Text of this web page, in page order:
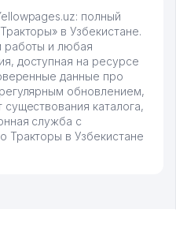
полный
в Узбекистане.
работы и любая
доступная на ресурсе
данные про
обновлением,
каталога,
служба с
Тракторы в Узбекистане